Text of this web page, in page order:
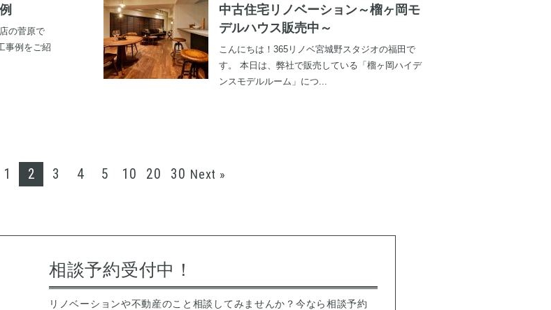
の菅原で
事例をご紹
中古住宅リノベーション～榴ヶ岡モ
デルハウス販売中～
こんにちは！365リノベ宮城野スタジオの福田で
す。 本日は、弊社で販売している「榴ヶ岡ハイデ
ンスモデルルーム」につ...
1 2 3 4 5 10 20 30 Next »
相談予約受付中！
リノベーションや不動産のこと相談してみませんか？今なら相談予約